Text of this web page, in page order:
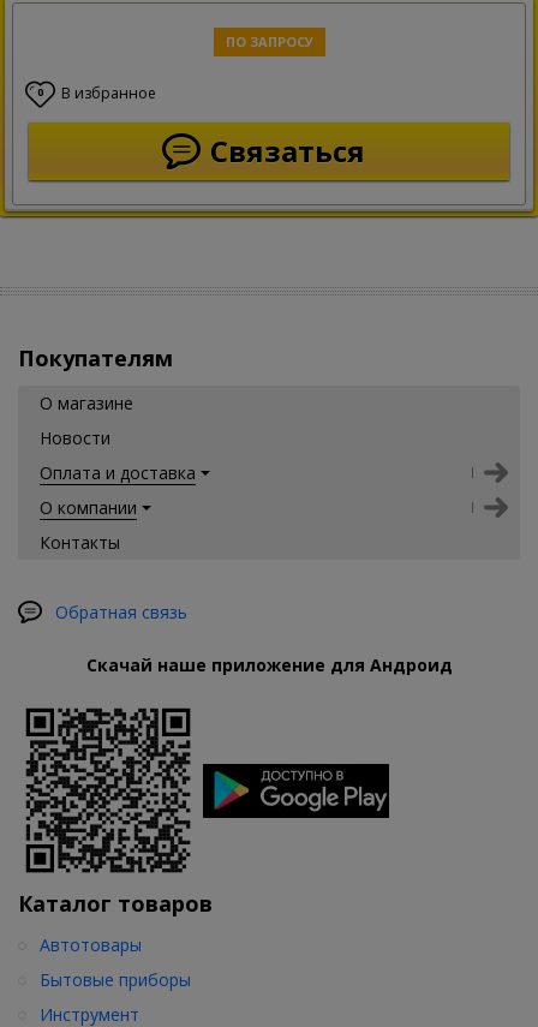
ПО ЗАПРОСУ
0 В избранное
Связаться
Покупателям
О магазине
Новости
Оплата и доставка
О компании
Контакты
Обратная связь
Скачай наше приложение для Андроид
Каталог товаров
Автотовары
Бытовые приборы
Инструмент